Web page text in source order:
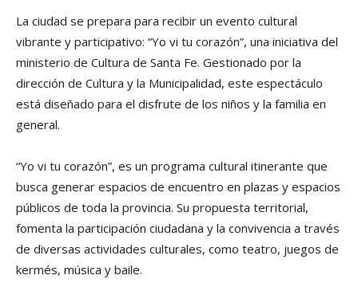
La ciudad se prepara para recibir un evento cultural
vibrante y participativo: “Yo vi tu corazón”, una iniciativa del
ministerio de Cultura de Santa Fe. Gestionado por la
dirección de Cultura y la Municipalidad, este espectáculo
está diseñado para el disfrute de los niños y la familia en
general.
“Yo vi tu corazón”, es un programa cultural itinerante que
busca generar espacios de encuentro en plazas y espacios
públicos de toda la provincia. Su propuesta territorial,
fomenta la participación ciudadana y la convivencia a través
de diversas actividades culturales, como teatro, juegos de
kermés, música y baile.